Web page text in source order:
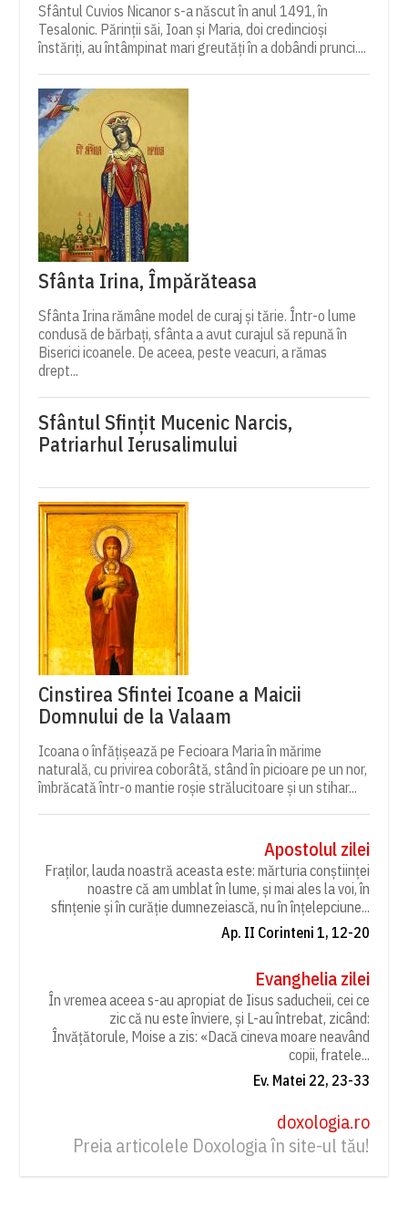
Sfântul Cuvios Nicanor s-a născut în anul 1491, în
Tesalonic. Părinții săi, Ioan și Maria, doi credincioși
înstăriți, au întâmpinat mari greutăți în a dobândi prunci....
Sfânta Irina, Împărăteasa
Sfânta Irina rămâne model de curaj și tărie. Într-o lume
condusă de bărbați, sfânta a avut curajul să repună în
Biserici icoanele. De aceea, peste veacuri, a rămas
drept...
Sfântul Sfinţit Mucenic Narcis,
Patriarhul Ierusalimului
Cinstirea Sfintei Icoane a Maicii
Domnului de la Valaam
Icoana o înfățișează pe Fecioara Maria în mărime
naturală, cu privirea coborâtă, stând în picioare pe un nor,
îmbrăcată într-o mantie roșie strălucitoare și un stihar...
Apostolul zilei
Fraților, lauda noastră aceasta este: mărturia conștiinței
noastre că am umblat în lume, și mai ales la voi, în
sfințenie și în curăție dumnezeiască, nu în înțelepciune...
Ap. II Corinteni 1, 12-20
Evanghelia zilei
În vremea aceea s-au apropiat de Iisus saducheii, cei ce
zic că nu este înviere, și L-au întrebat, zicând:
Învățătorule, Moise a zis: «Dacă cineva moare neavând
copii, fratele...
Ev. Matei 22, 23-33
doxologia.ro
Preia articolele Doxologia în site-ul tău!